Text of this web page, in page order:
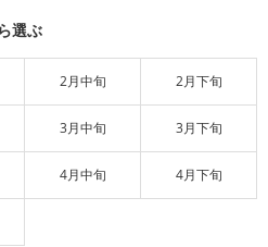
選ぶ
2月中旬 2月下旬
3月中旬 3月下旬
4月中旬 4月下旬